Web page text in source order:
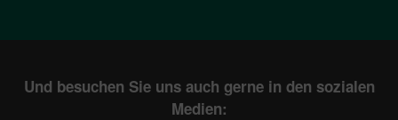
Und besuchen Sie uns auch gerne in den sozialen
Medien: